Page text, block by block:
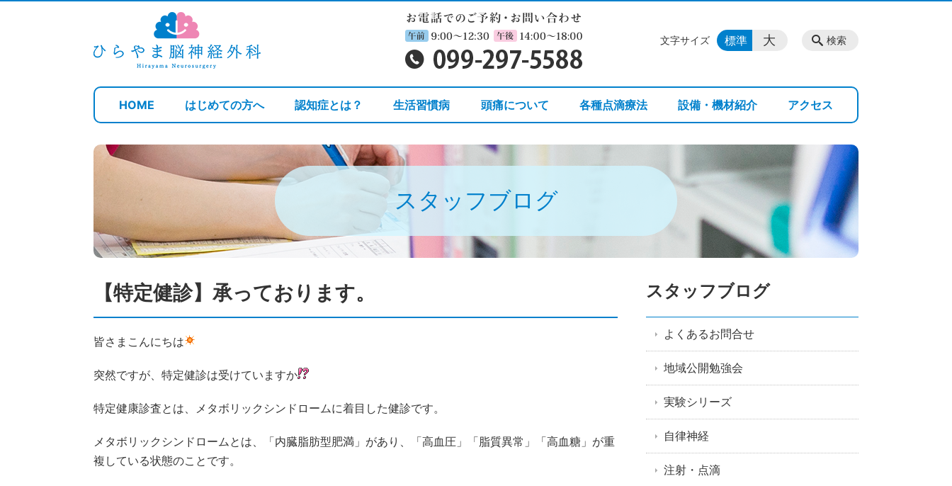
HOME はじめての方へ 認知症とは？ 生活習慣病 頭痛について 各種点滴療法 設備・機材紹介 アクセス
検索
文字サイズ 標準 大
スタッフブログ
【特定健診】承っております。
皆さまこんにちは
突然ですが、特定健診は受けていますか
特定健康診査とは、メタボリックシンドロームに着目した健診です。
メタボリックシンドロームとは、「内臓脂肪型肥満」があり、「高血圧」「脂質異常」「高血糖」が重
複している状態のことです。
スタッフブログ
よくあるお問合せ
地域公開勉強会
実験シリーズ
自律神経
注射・点滴